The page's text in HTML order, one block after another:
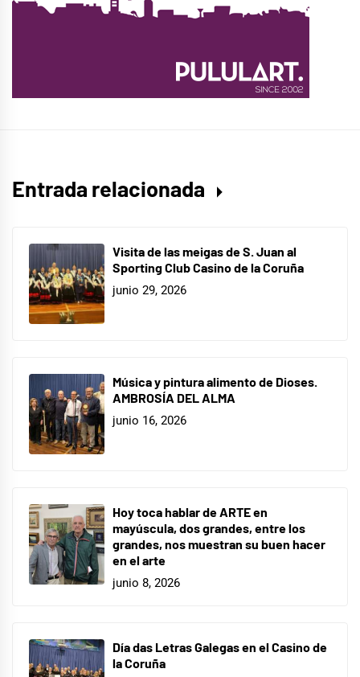
Entrada relacionada
Visita de las meigas de S. Juan al
Sporting Club Casino de la Coruña
junio 29, 2026
Música y pintura alimento de Dioses.
AMBROSÍA DEL ALMA
junio 16, 2026
Hoy toca hablar de ARTE en
mayúscula, dos grandes, entre los
grandes, nos muestran su buen hacer
en el arte
junio 8, 2026
Día das Letras Galegas en el Casino de
la Coruña